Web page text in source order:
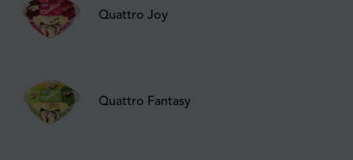
Quattro Joy
Quattro Fantasy